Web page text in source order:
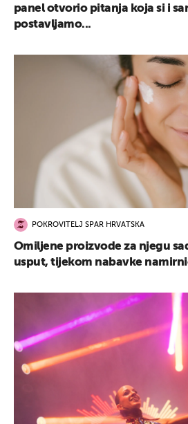
panel otvorio pitanja koja si i
postavljamo...
POKROVITELJ SPAR HRVATSKA
Omiljene proizvode za njegu
usput, tijekom nabavke